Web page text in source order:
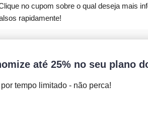
no cupom sobre o qual deseja mais
rapidamente!
até 25% no seu plano
tempo limitado - não perca!